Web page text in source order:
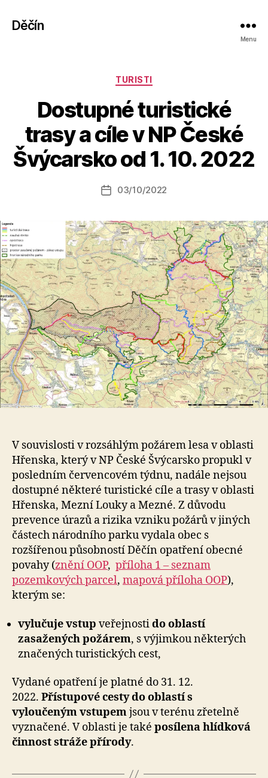
Děčín
Menu
Rubriky
TURISTI
Dostupné turistické
trasy a cíle v NP České
Švýcarsko od 1. 10. 2022
Autor
příspěvku
A
u
t
o
a
s
o
Datum
03/10/2022
V souvislosti v rozsáhlým požárem lesa v oblasti
Hřenska, který v NP České Švýcarsko propukl v
posledním červencovém týdnu, nadále nejsou
dostupné některé turistické cíle a trasy v oblasti
Hřenska, Mezní Louky a Mezné. Z důvodu
prevence úrazů a rizika vzniku požárů v jiných
částech národního parku vydala obec s
rozšířenou působností Děčín opatření obecné
povahy (znění OOP, příloha 1 – seznam
pozemkových parcel, mapová příloha OOP),
kterým se:
vylučuje vstup veřejnostido oblastí
zasažených požárem, s výjimkou některých
značených turistických cest,
Vydané opatření je platné do 31. 12.
2022. Přístupové cesty do oblastí s
vyloučeným vstupemjsou v terénu zřetelně
vyznačené. V oblasti je také posílena hlídková
činnost stráže přírody.